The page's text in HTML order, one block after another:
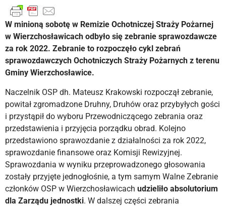
W minioną sobotę w Remizie Ochotniczej Straży Pożarnej
w Wierzchosławicach odbyło się zebranie sprawozdawcze
za rok 2022. Zebranie to rozpoczęło cykl zebrań
sprawozdawczych Ochotniczych Straży Pożarnych z terenu
Gminy Wierzchosławice.
Naczelnik OSP dh. Mateusz Krakowski rozpoczął zebranie,
powitał zgromadzone Druhny, Druhów oraz przybyłych gości
i przystąpił do wyboru Przewodniczącego zebrania oraz
przedstawienia i przyjęcia porządku obrad. Kolejno
przedstawiono sprawozdanie z działalności za rok 2022,
sprawozdanie finansowe oraz Komisji Rewizyjnej.
Sprawozdania w wyniku przeprowadzonego głosowania
zostały przyjęte jednogłośnie, a tym samym Walne Zebranie
członków OSP w Wierzchosławicach udzieliło absolutorium
dla Zarządu jednostki. W dalszej części zebrania